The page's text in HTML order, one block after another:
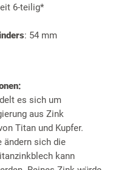
6-teilig*
: 54 mm
es sich um
aus Zink
Titan und Kupfer.
ändern sich die
kann